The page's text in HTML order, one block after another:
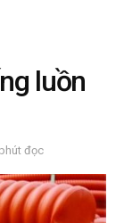
luồn
đọc